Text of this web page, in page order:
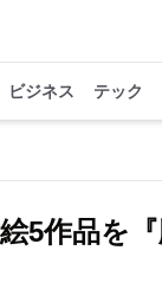
ビジネス テック
5作品を